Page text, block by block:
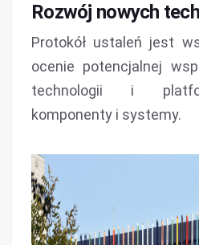
Rozwój nowych
Protokół ustaleń jest
ocenie potencjalnej
technologii i
komponenty i systemy.